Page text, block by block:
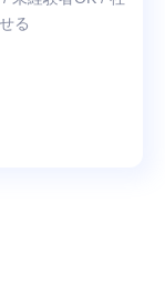
る